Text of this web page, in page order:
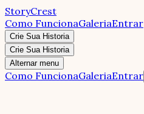
StoryCrest
Como FuncionaGaleriaEntrar
Crie Sua Historia
Crie Sua Historia
Alternar menu
Como FuncionaGaleriaEntrar